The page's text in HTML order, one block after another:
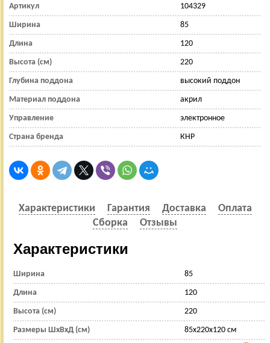
Артикул 104329
Ширина 85
Длина 120
Высота (см) 220
Глубина поддона высокий поддон
Материал поддона акрил
Управление электронное
Страна бренда КНР
Характеристики Гарантия Доставка
Оплата
Сборка
Отзывы
Характеристики
Ширина 85
Длина 120
Высота (см) 220
Размеры ШхВхД (см) 85x220x120 см